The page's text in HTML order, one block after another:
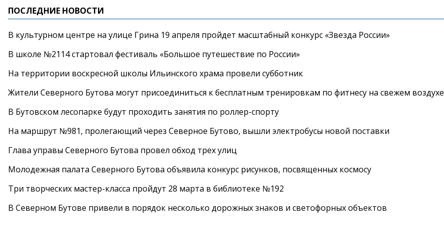
ПОСЛЕДНИЕ НОВОСТИ
В культурном центре на улице Грина 19 апреля пройдет масштабный конкурс «Звезда России»
В школе №2114 стартовал фестиваль «Большое путешествие по России»
На территории воскресной школы Ильинского храма провели субботник
Жители Северного Бутова могут присоединиться к бесплатным тренировкам по фитнесу на свежем воздухе
В Бутовском лесопарке будут проходить занятия по роллер-спорту
На маршрут №981, пролегающий через Северное Бутово, вышли электробусы новой поставки
Глава управы Северного Бутова провел обход трех улиц
Молодежная палата Северного Бутова объявила конкурс рисунков, посвященных космосу
Три творческих мастер-класса пройдут 28 марта в библиотеке №192
В Северном Бутове привели в порядок несколько дорожных знаков и светофорных объектов